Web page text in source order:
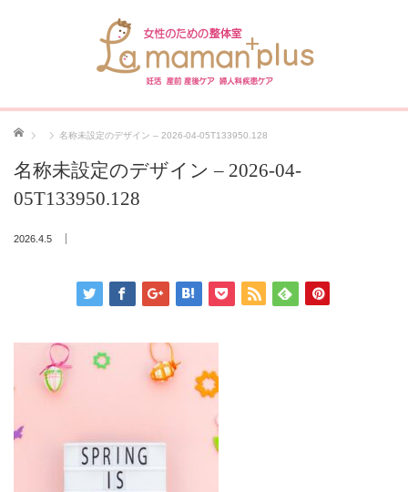
ホーム 名称未設定のデザイン – 2026-04-05T133950.128
名称未設定のデザイン – 2026-04-
05T133950.128
2026.4.5